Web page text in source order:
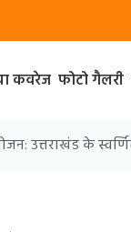
कवरेज फोटो गैलरी
उत्तराखंड के